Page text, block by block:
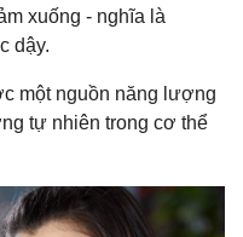
xuống - nghĩa là
dậy.
một nguồn năng lượng
tự nhiên trong cơ thể